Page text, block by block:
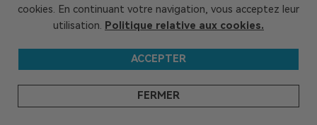
dispositif de refroidissement est nécessaire.
Pour ce faire, il est possible de planifier des
nettoyages réguliers des dissipateurs et des
poussière. Il est préférable d’opter pour
cookies. En continuant votre navigation, vous acceptez leur
utilisation. Politique relative aux cookies.
ACCEPTER
FERMER